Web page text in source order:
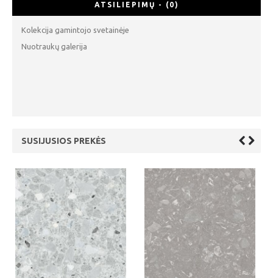
ATSILIEPIMŲ - (0)
Kolekcija gamintojo svetainėje
Nuotraukų galerija
SUSIJUSIOS PREKĖS